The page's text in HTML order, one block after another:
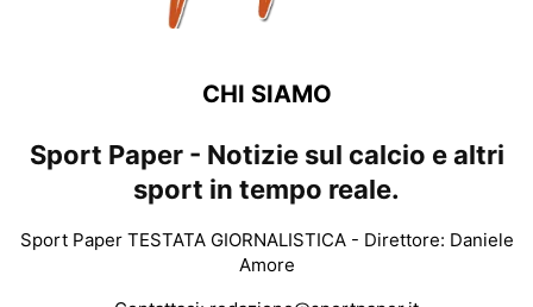
CHI SIAMO
Sport Paper - Notizie sul calcio e altri
sport in tempo reale.
Sport Paper TESTATA GIORNALISTICA - Direttore: Daniele
Amore